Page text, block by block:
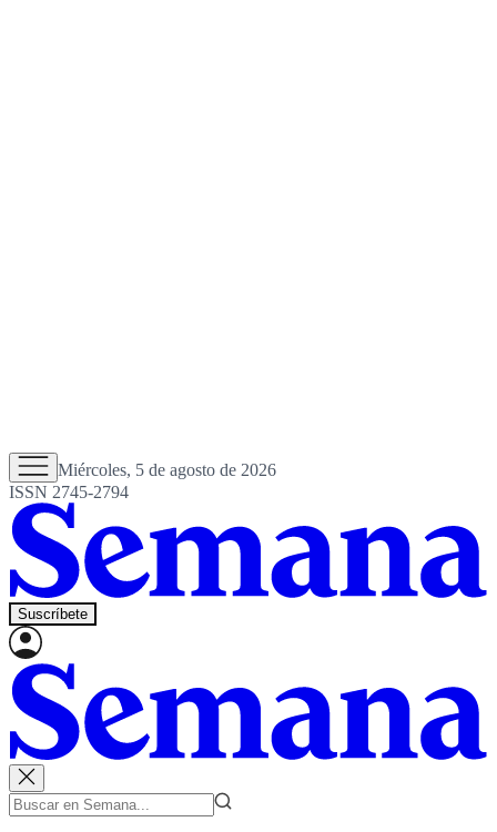
Miércoles, 5 de agosto de 2026
ISSN 2745-2794
Suscríbete